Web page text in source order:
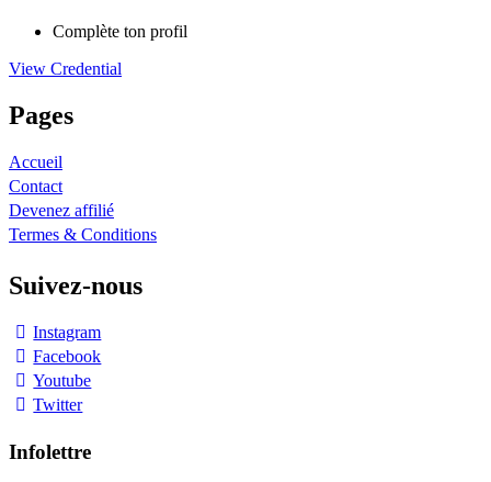
Complète ton profil
View Credential
Pages
Accueil
Contact
Devenez affilié
Termes & Conditions
Suivez-nous
Instagram
Facebook
Youtube
Twitter
Infolettre